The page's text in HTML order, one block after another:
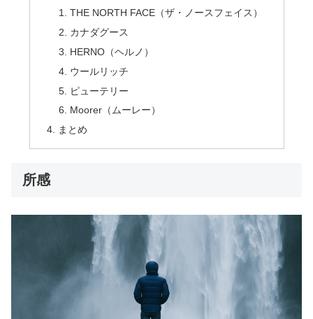
THE NORTH FACE（ザ・ノースフェイス）
カナダグース
HERNO（ヘルノ）
ウールリッチ
ピューテリー
Moorer（ムーレー）
まとめ
所感